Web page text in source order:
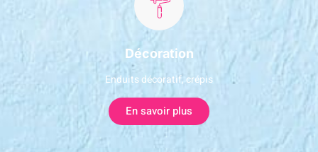
Décoration
Enduits décoratif, crépis
En savoir plus